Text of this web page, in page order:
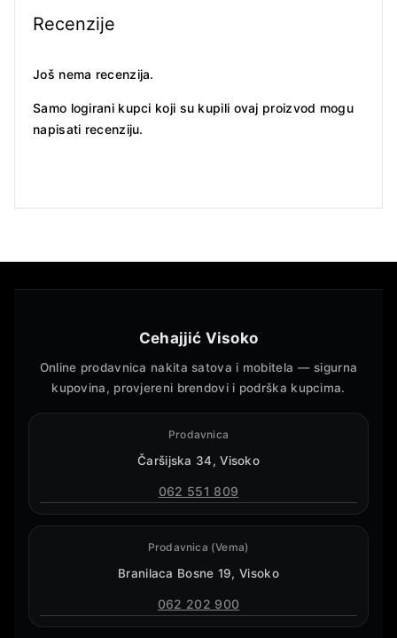
Recenzije
Još nema recenzija.
Samo logirani kupci koji su kupili ovaj proizvod mogu
napisati recenziju.
Cehajjić Visoko
Online prodavnica nakita satova i mobitela — sigurna
kupovina, provjereni brendovi i podrška kupcima.
Prodavnica
Čaršijska 34, Visoko
062 551 809
Prodavnica (Vema)
Branilaca Bosne 19, Visoko
062 202 900